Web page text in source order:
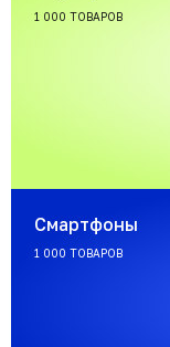
1 000 ТОВАРОВ
Смартфоны
1 000 ТОВАРОВ